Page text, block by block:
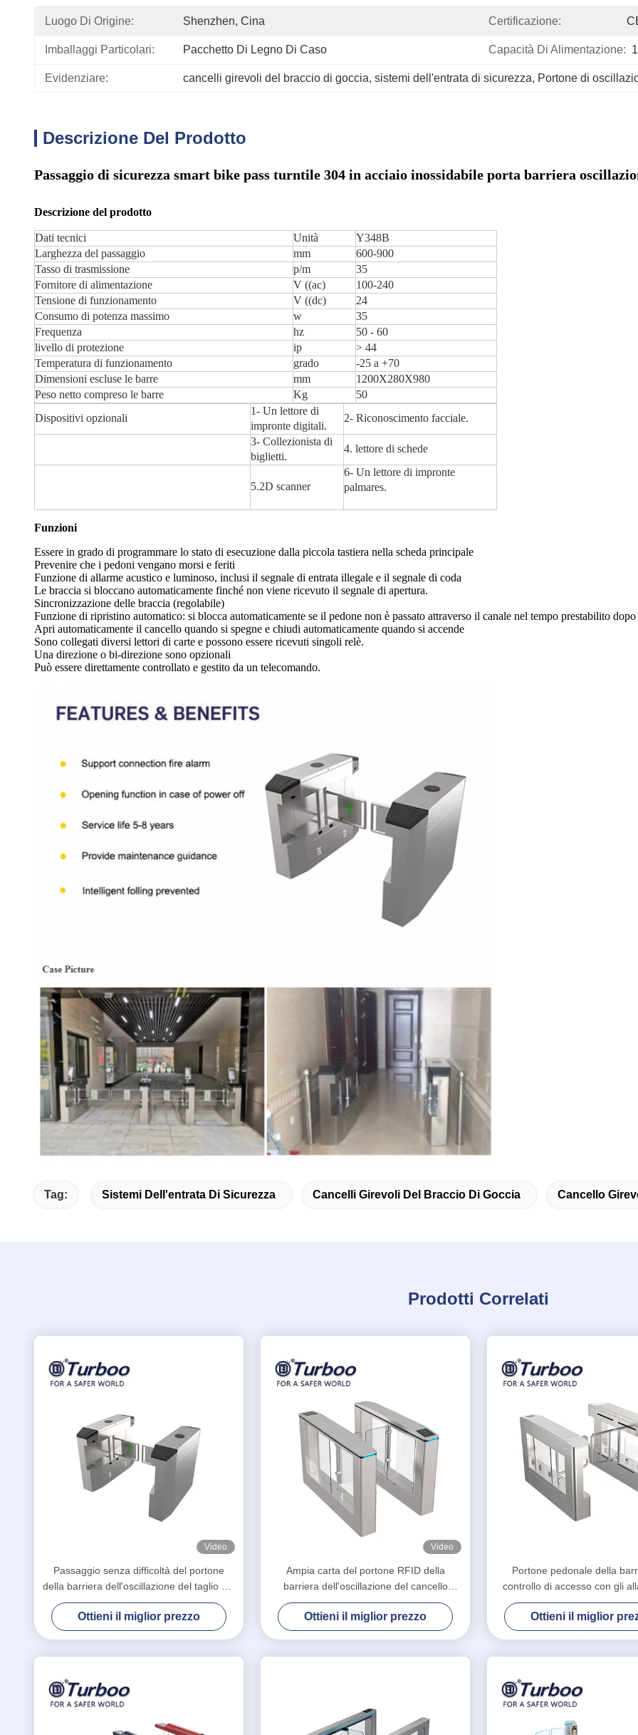
Luogo Di Origine: Shenzhen, Cina Certificazione:
Imballaggi Particolari: Pacchetto Di Legno Di Caso Capacità Di Alimentazione:
Evidenziare: cancelli girevoli del braccio di goccia, sistemi dell'entrata di sicurezza, Portone di
Descrizione Del Prodotto
Passaggio di sicurezza smart bike pass turntile 304 in acciaio inossidabile porta barriera
Descrizione del prodotto
Dati tecnici Unità
Y348B
Larghezza del passaggio
mm
600-900
Tasso di trasmissione
p/m
35
Fornitore di alimentazione
V ((ac)
100-240
Tensione di funzionamento
V ((dc)
24
Consumo di potenza massimo
w
35
Frequenza
hz
50 - 60
livello di protezione
ip
> 44
Temperatura di funzionamento
grado
-25 a +70
Dimensioni escluse le barre
mm
1200X280X980
Peso netto compreso le barre
Kg
50
Dispositivi opzionali
1- Un lettore di
impronte digitali.
2- Riconoscimento facciale.
3- Collezionista di
biglietti.
4. lettore di schede
5.2D scanner
6- Un lettore di impronte
palmares.
Funzioni
Essere in grado di programmare lo stato di esecuzione dalla piccola tastiera nella scheda principale
Prevenire che i pedoni vengano morsi e feriti
Funzione di allarme acustico e luminoso, inclusi il segnale di entrata illegale e il segnale di coda
Le braccia si bloccano automaticamente finché non viene ricevuto il segnale di apertura.
Sincronizzazione delle braccia (regolabile)
Funzione di ripristino automatico: si blocca automaticamente se il pedone non è passato attraverso il canale nel tempo prestabilito
Apri automaticamente il cancello quando si spegne e chiudi automaticamente quando si accende
Sono collegati diversi lettori di carte e possono essere ricevuti singoli relè.
Una direzione o bi-direzione sono opzionali
Può essere direttamente controllato e gestito da un telecomando.
Tag: Sistemi Dell'entrata Di Sicurezza Cancelli Girevoli Del Braccio Di Goccia Cancello
Prodotti Correlati
Video
Passaggio senza difficoltà del portone
della barriera dell'oscillazione del taglio del
laser per i parchi di divertimenti
Ottieni il miglior prezzo
Video
Ampia carta del portone RFID della
barriera dell'oscillazione del cancello
girevole 1100mm 30w SUS304 del vicolo
per l'handicap
Ottieni il miglior prezzo
Portone pedonale della
controllo di accesso con gli
luce stroboscopica e di
Ottieni il miglior